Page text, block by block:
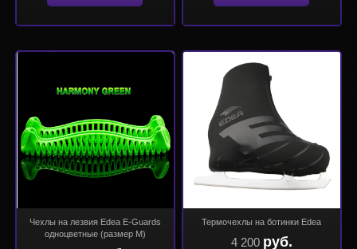
Чехлы на лезвия Edea E-Guards
одноцветные (размер М)
Термочехлы на ботинки Edea
4 200 руб.